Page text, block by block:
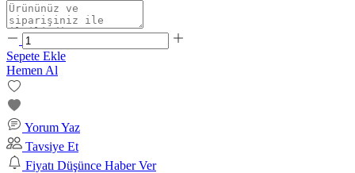
Sepete Ekle
Hemen Al
Yorum Yaz
Tavsiye Et
Fiyatı Düşünce Haber Ver